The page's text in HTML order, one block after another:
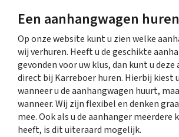
Een aanhangwagen huren
Op onze website kunt u zien welke
wij verhuren. Heeft u de geschikte
gevonden voor uw klus, dan kunt u deze
direct bij Karreboer huren. Hierbij kiest
wanneer u de aanhangwagen huurt,
wanneer. Wij zijn flexibel en denken
mee. Ook als u de aanhanger meerdere
heeft, is dit uiteraard mogelijk.